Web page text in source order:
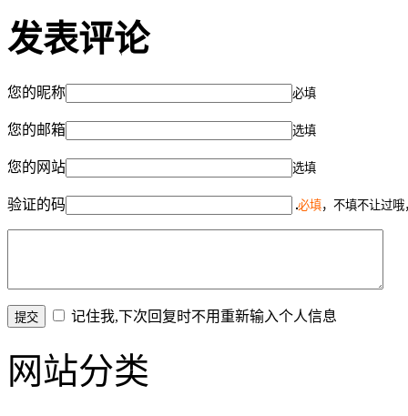
发表评论
您的昵称 必填
您的邮箱 选填
您的网站 选填
验证的码 必填，不填不让过
记住我,下次回复时不用重新输入个人信息
网站分类